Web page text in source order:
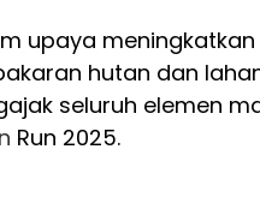
upaya
hutan dan
seluruh elemen
Run 2025.